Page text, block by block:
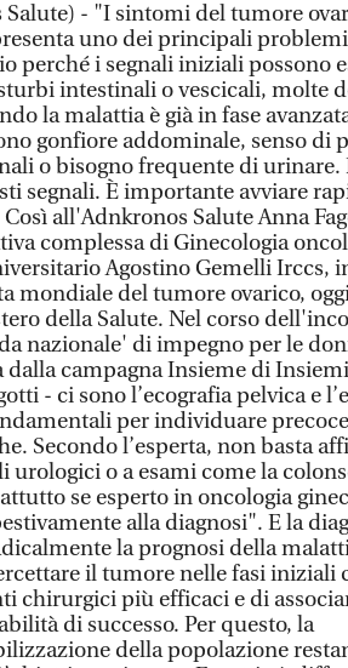
Salute) - "I sintomi del tumore
uno dei principali
perché i segnali iniziali possono
intestinali o vescicali, molte
la malattia è già in fase
gonfiore addominale, senso di
o bisogno frequente di urinare.
segnali. È importante avviare
all'Adnkronos Salute Anna
complessa di Ginecologia
Agostino Gemelli Irccs,
mondiale del tumore ovarico,
della Salute. Nel corso
nazionale' di impegno per le
campagna Insieme di
- ci sono l’ecografia pelvica e
per individuare
Secondo l’esperta, non basta
urologici o a esami come la
se esperto in oncologia
alla diagnosi". E la
la prognosi della
il tumore nelle fasi iniziali
chirurgici più efficaci e di
di successo. Per questo, la
della popolazione